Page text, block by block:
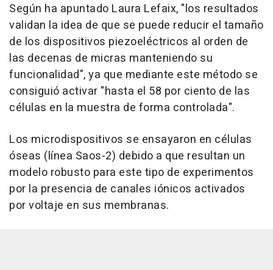
Según ha apuntado Laura Lefaix, "los resultados
validan la idea de que se puede reducir el tamaño
de los dispositivos piezoeléctricos al orden de
las decenas de micras manteniendo su
funcionalidad", ya que mediante este método se
consiguió activar "hasta el 58 por ciento de las
células en la muestra de forma controlada".
Los microdispositivos se ensayaron en células
óseas (línea Saos-2) debido a que resultan un
modelo robusto para este tipo de experimentos
por la presencia de canales iónicos activados
por voltaje en sus membranas.